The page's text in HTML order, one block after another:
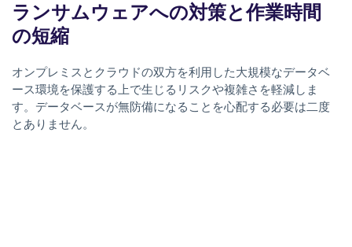
ランサムウェアへの対策と作業時間
の短縮
オンプレミスとクラウドの双方を利用した大規模なデータベ
ース環境を保護する上で生じるリスクや複雑さを軽減しま
す。データベースが無防備になることを心配する必要は二度
とありません。